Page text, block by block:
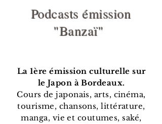
Podcasts émission
"Banzaï"
La 1ère émission culturelle sur
le Japon à Bordeaux.
Cours de japonais, arts, cinéma,
tourisme, chansons, littérature,
manga, vie et coutumes, saké,